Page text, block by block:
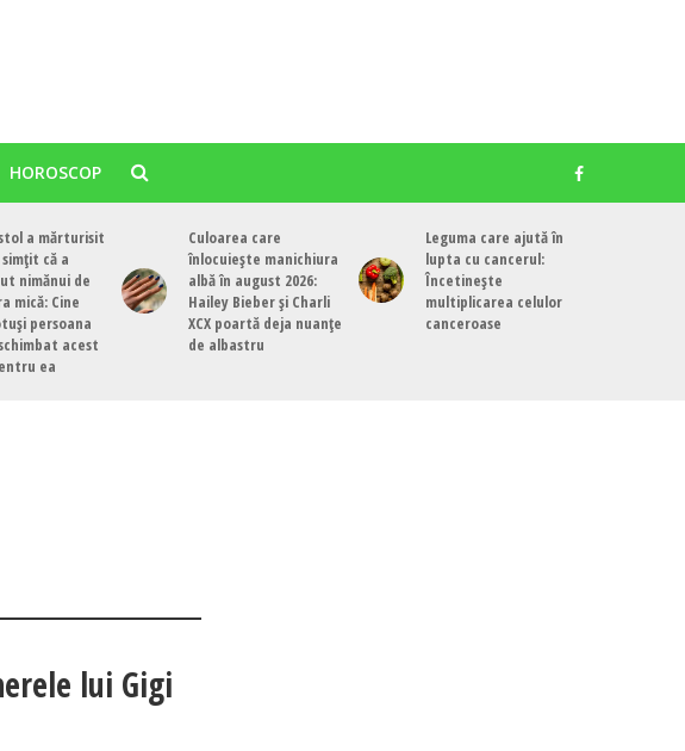
HOROSCOP
a mărturisit
că a
nimănui de
mică: Cine
persoana
acest
ea
Culoarea care
înlocuiește manichiura
albă în august 2026:
Hailey Bieber și Charli
XCX poartă deja nuanțe
de albastru
Leguma care ajută în
lupta cu cancerul:
Încetinește
multiplicarea celulor
canceroase
lui Gigi